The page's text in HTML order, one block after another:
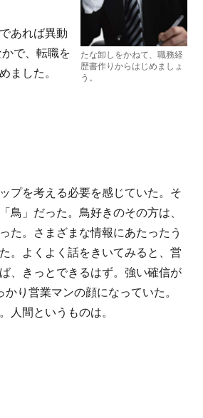
たな卸しをかねて、職務経
歴書作りからはじめましょ
う。
あれば異動
で、転職を
ました。
プを考える必要を感じていた。そ
鳥」だった。鳥好きのその方は、
た。さまざまな情報にあたったう
。よくよく話をきいてみると、営
、きっとできるはず。強い確信が
り営業マンの顔になっていた。
人間というものは。